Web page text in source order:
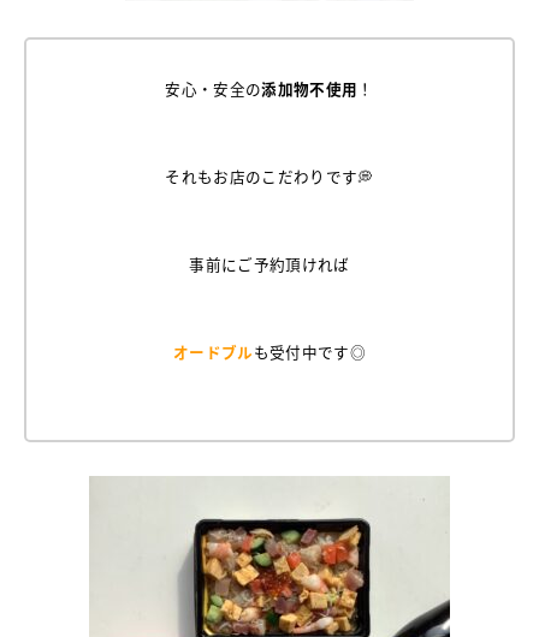
安心・安全の添加物不使用 ！
それもお店のこだわりです💭
事前にご予約頂ければ
オードブルも受付中です◎